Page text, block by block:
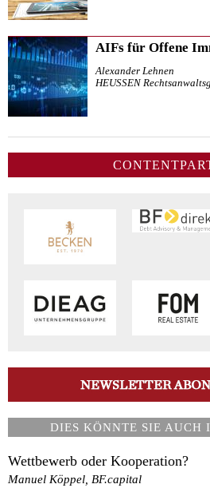
AIFs für Offene
Alexander Lehnen
HEUSSEN
DIES KÖNNTE SIE AUCH
Wettbewerb oder Kooperation?
Manuel Köppel, BF.capital